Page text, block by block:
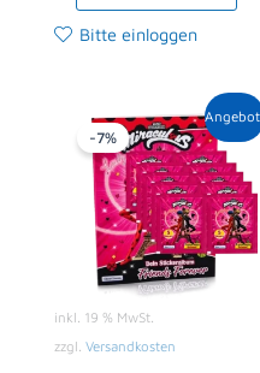
Bitte einloggen
-7%
inkl. 19 % MwSt.
zzgl. Versandkosten
Preis
war:
13,90 €
ist: